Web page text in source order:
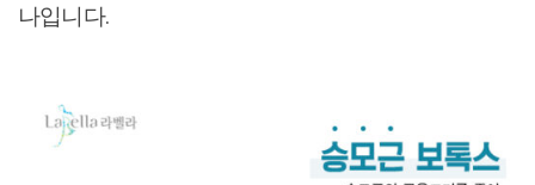
나입니다.